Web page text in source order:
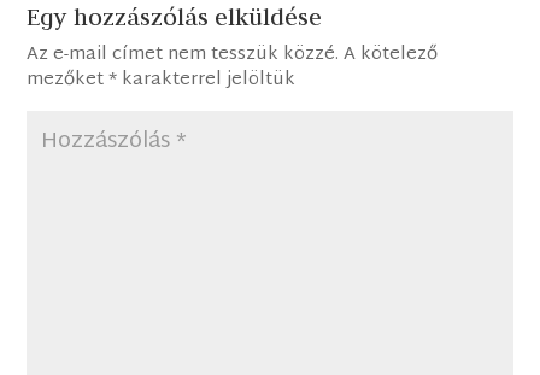
Egy hozzászólás elküldése
Az e-mail címet nem tesszük közzé. A kötelező
mezőket*karakterrel jelöltük